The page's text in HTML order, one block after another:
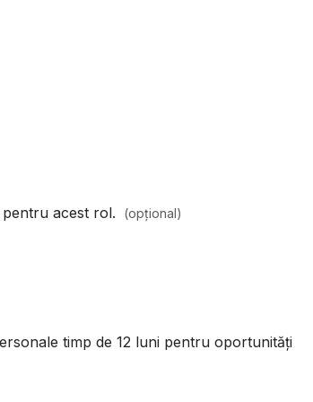
acest rol. (opțional)
timp de 12 luni pentru oportunități